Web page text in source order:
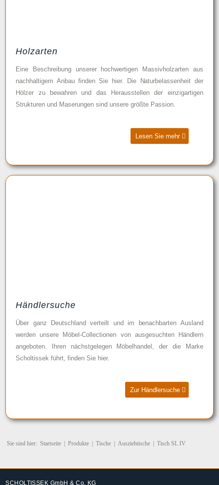
Holzarten
Eine Beschreibung unserer hochwertigen Massivholzarten aus
nachhaltigem Anbau finden Sie hier. Die Naturbelassenheit der
Hölzer zu bewahren und das Herausstellen der einzigartigen
Strukturen und Maserungen sind unsere größte Passion.
Lesen Sie mehr
Händlersuche
Über ganz Deutschland verteilt und im benachbarten Ausland
werden unsere Möbel-Collectionen von ausgesuchten Händlern
angeboten. Ihren nächstgelegen Möbelhandel, der die Marke
Scholtissek führt, finden Sie hier.
Zur Händlersuche
Sie sind hier: Startseite Produkte Tische Ausziehtische Tisch SL IV
SCHOLTISSEK GmbH & Co. KG